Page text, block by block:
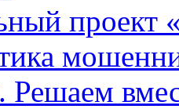
проект
Решаем